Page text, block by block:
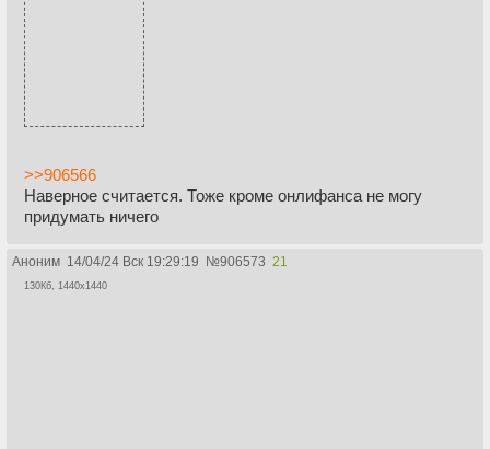
>>906566
Наверное считается. Тоже кроме онлифанса не могу
придумать ничего
Аноним 14/04/24 Вск 19:29:19 №906573 21
130Кб, 1440x1440